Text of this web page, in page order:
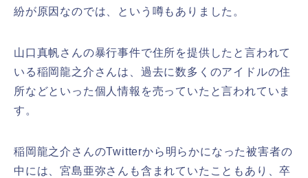
紛が原因なのでは、という噂もありました。
山口真帆さんの暴行事件で住所を提供したと言われて
いる稲岡龍之介さんは、過去に数多くのアイドルの住
所などといった個人情報を売っていたと言われていま
す。
稲岡龍之介さんのTwitterから明らかになった被害者の
中には、宮島亜弥さんも含まれていたこともあり、卒